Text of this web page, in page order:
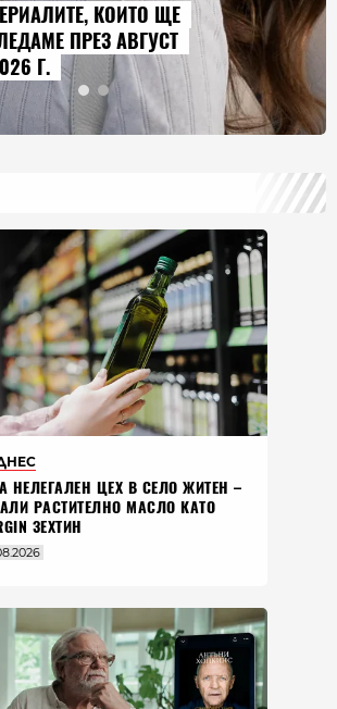
Q9 СТАВА НАЙ-
МОДЕЛ В
НА МАРКАТА
НЕЛЕГАЛЕН ЦЕХ В СЕЛО ЖИТЕН –
РАСТИТЕЛНО МАСЛО КАТО
ЗЕХТИН